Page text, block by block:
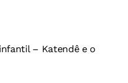
– Katendê e o